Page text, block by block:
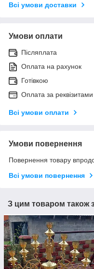
Всі умови доставки
Умови оплати
Післяплата
Оплата на рахунок
Готівкою
Оплата за реквізитами
Всі умови оплати
Умови повернення
Повернення товару
Всі умови повернення
З цим товаром також